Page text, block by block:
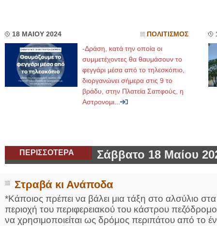
18 ΜΑΙΟΥ 2024 ΠΟΛΙΤΙΣΜΟΣ
-Δράση, κατά την οποία οι
συμμετέχοντες θα θαυμάσουν το
φεγγάρι μέσα από το τηλεσκόπιο,
διοργανώνει σήμερα στις 9 το
βράδυ, στην Πλατεία Σαπφούς, η
Αστρονομι
ΠΕΡΙΣΣΟΤΕΡΑ Σάββατο 18 Μαίου
Στραβά κι Ανάποδα
*Κάποιος πρέπει να βάλει μια τάξη στο αλσύλιο
περιοχή του περιφερειακού του κάστρου
να χρησιμοποιείται ως δρόμος περιπάτου από το